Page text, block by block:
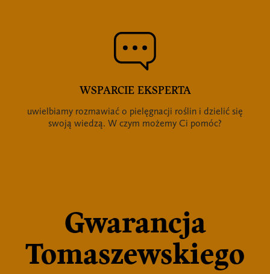
Gwarancja
Tomaszewskiego
WSPARCIE EKSPERTA
uwielbiamy rozmawiać o pielęgnacji roślin i dzielić się
swoją wiedzą. W czym możemy Ci pomóc?